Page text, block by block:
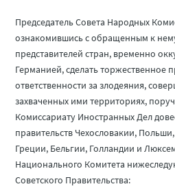
Председатель Совета Народных
ознакомившись с обращенным к
представителей стран, временно
Германией, сделать торжественное
ответственности за злодеяния,
захваченных ими территориях,
Комиссариату Иностранных Дел
правительств Чехословакии,
Греции, Бельгии, Голландии и
Национального Комитета
Советского Правительства: